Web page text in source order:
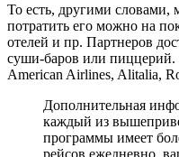
То есть, другими словами,
потратить его можно на
отелей и пр. Партнеров
суши-баров или пиццерий.
American Airlines, Alitalia,
Дополнительная
каждый из
программы имеет
рейсов ежедневно,